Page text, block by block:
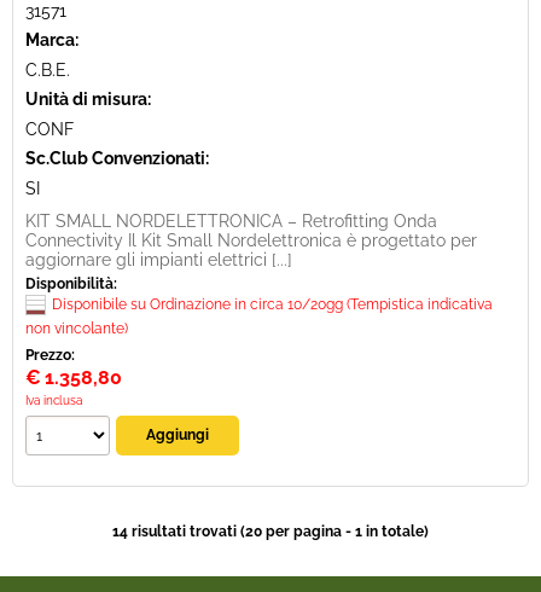
31571
Marca:
C.B.E.
Unità di misura:
CONF
Sc.Club Convenzionati:
SI
KIT SMALL NORDELETTRONICA – Retrofitting Onda
Connectivity Il Kit Small Nordelettronica è progettato per
aggiornare gli impianti elettrici [...]
Disponibilità:
Disponibile su Ordinazione in circa 10/20gg (Tempistica indicativa
non vincolante)
Prezzo:
€ 1.358,80
Iva inclusa
14 risultati trovati (20 per pagina - 1 in totale)